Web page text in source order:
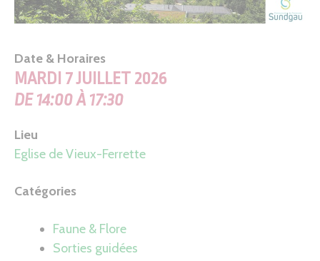
Date & Horaires
MARDI 7 JUILLET 2026
DE 14:00 À 17:30
Lieu
Eglise de Vieux-Ferrette
Catégories
Faune & Flore
Sorties guidées